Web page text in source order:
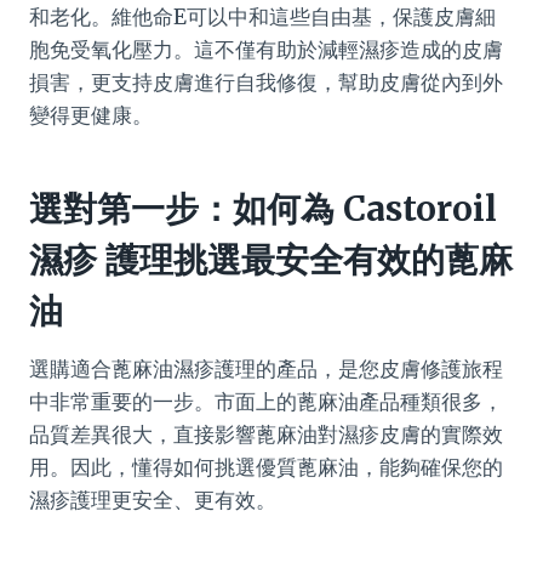
和老化。維他命E可以中和這些自由基，保護皮膚細
胞免受氧化壓力。這不僅有助於減輕濕疹造成的皮膚
損害，更支持皮膚進行自我修復，幫助皮膚從內到外
變得更健康。
選對第一步：如何為 Castoroil
濕疹 護理挑選最安全有效的蓖麻
油
選購適合蓖麻油濕疹護理的產品，是您皮膚修護旅程
中非常重要的一步。市面上的蓖麻油產品種類很多，
品質差異很大，直接影響蓖麻油對濕疹皮膚的實際效
用。因此，懂得如何挑選優質蓖麻油，能夠確保您的
濕疹護理更安全、更有效。